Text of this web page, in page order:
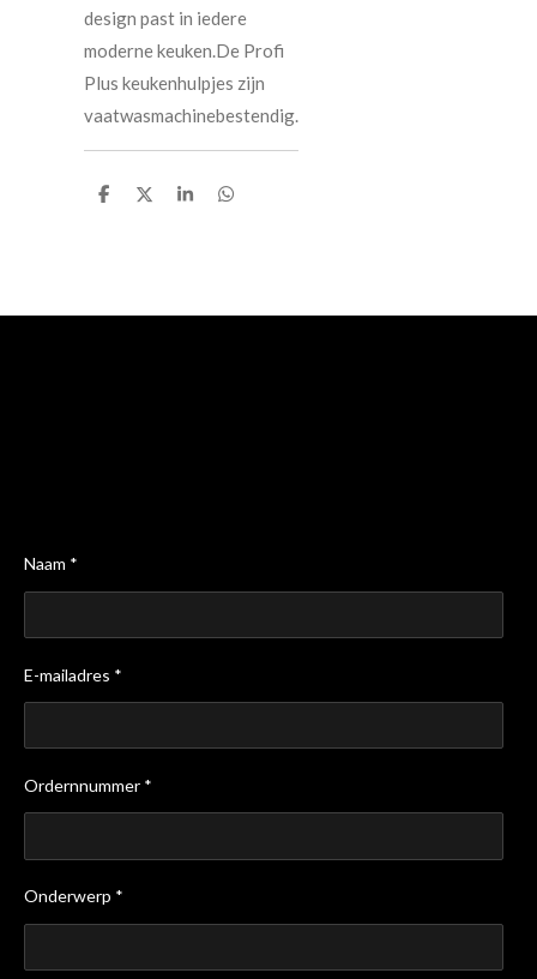
design past in iedere
moderne keuken.De Profi
Plus keukenhulpjes zijn
vaatwasmachinebestendig.
D
D
S
D
Naam *
E-mailadres *
Ordernnummer *
Onderwerp *